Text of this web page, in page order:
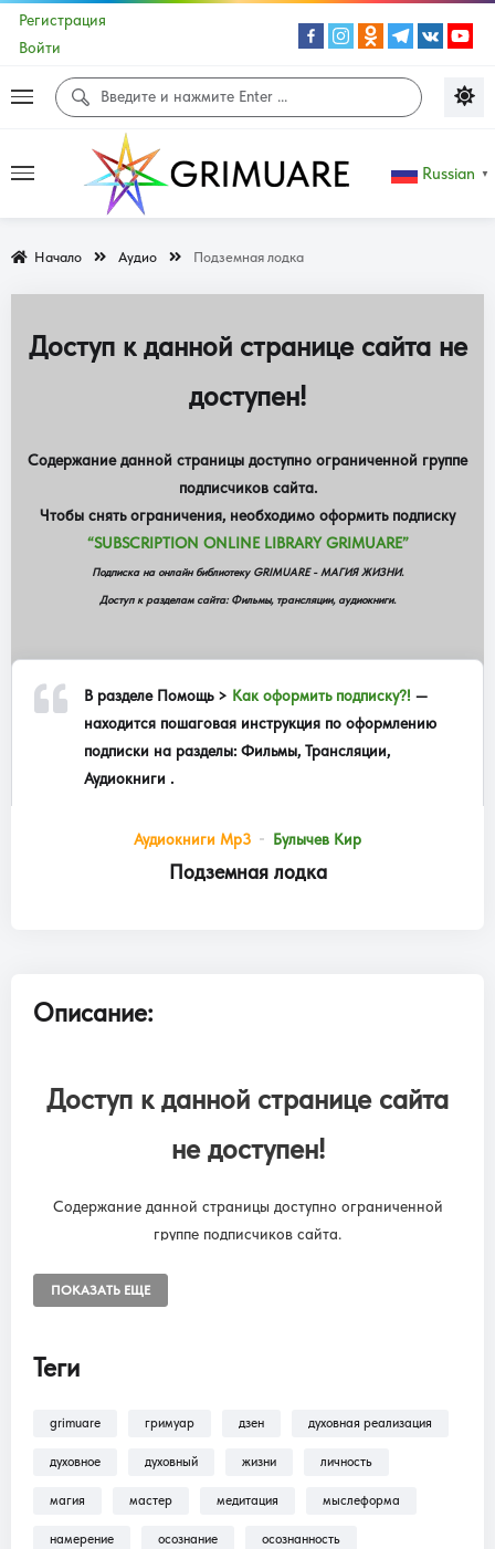
Регистрация
Войти
Russian ▼
Начало Аудио Подземная лодка
Доступ к данной странице сайта не
доступен!
Содержание данной страницы доступно ограниченной группе
подписчиков сайта.
Чтобы снять ограничения, необходимо оформить подписку
“SUBSCRIPTION ONLINE LIBRARY GRIMUARE”
Подписка на онлайн библиотеку GRIMUARE - МАГИЯ ЖИЗНИ.
Доступ к разделам сайта: Фильмы, трансляции, аудиокниги.
В разделе Помощь > Как оформить подписку?! —
находится пошаговая инструкция по оформлению
подписки на разделы: Фильмы, Трансляции,
Аудиокниги .
Аудиокниги Mp3 Булычев Кир
Подземная лодка
Описание:
Доступ к данной странице сайта
не доступен!
Содержание данной страницы доступно ограниченной
группе подписчиков сайта.
“SUBSCRIPTION ONLINE LIBRARY GRIMUARE”
В разделеПомощь >Как оформить
подписку?!— находится пошаговая инструкция
Трансляции, Аудиокниги .
ПОКАЗАТЬ ЕЩЕ
Теги
grimuare гримуар дзен духовная реализация
духовное духовный жизни личность
магия мастер медитация мыслеформа
намерение осознание осознанность